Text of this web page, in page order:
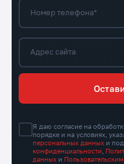
Номер телефона*
Адрес сайта
Я даю согласие на
порядке и на условиях,
персональных данных и
конфиденциальности
данных и